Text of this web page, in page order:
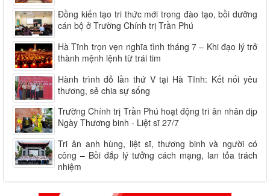
Đồng kiến tạo tri thức mới trong đào tạo, bồi dưỡng
cán bộ ở Trường Chính trị Trần Phú
Hà Tĩnh trọn vẹn nghĩa tình tháng 7 – Khi đạo lý trở
thành mệnh lệnh từ trái tim
Hành trình đỏ lần thứ V tại Hà Tĩnh: Kết nối yêu
thương, sẻ chia sự sống
Trường Chính trị Trần Phú hoạt động tri ân nhân dịp
Ngày Thương binh - Liệt sĩ 27/7
Tri ân anh hùng, liệt sĩ, thương binh và người có
công – Bồi đắp lý tưởng cách mạng, lan tỏa trách
nhiệm